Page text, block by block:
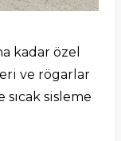
kadar özel
ve rögarlar
sisleme